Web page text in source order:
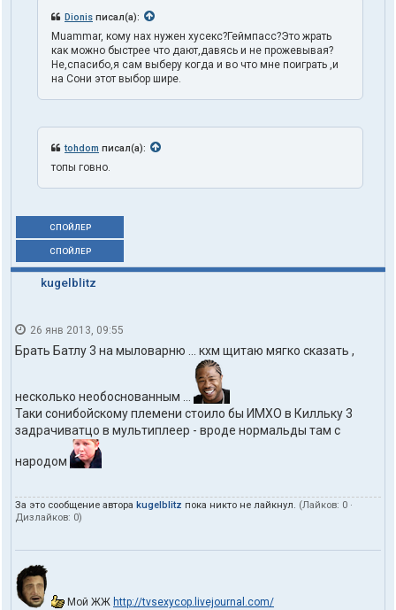
Dionis писал(а):
Muammar, кому нах нужен хусекс?Геймпасс?Это жрать
как можно быстрее что дают,давясь и не прожевывая?
Не,спасибо,я сам выберу когда и во что мне поиграть ,и
на Сони этот выбор шире.
tohdom писал(а):
топы говно.
СПОЙЛЕР
СПОЙЛЕР
kugelblitz
26 янв 2013, 09:55
Брать Батлу 3 на мыловарню ... кхм щитаю мягко сказать ,
несколько необоснованным ...
Таки сонибойскому племени стоило бы ИМХО в Килльку 3
задрачиватцо в мультиплеер - вроде нормальды там с
народом
За это сообщение автора kugelblitz пока никто не лайкнул. (Лайков: 0 ·
Дизлайков: 0)
Мой ЖЖ http://tvsexycop.livejournal.com/